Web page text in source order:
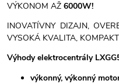
VÝKONOM AŽ 6000W!
INOVATÍVNY DIZAJN,
VYSOKÁ KVALITA,
Výhody elektrocentrály
výkonný, výkonný